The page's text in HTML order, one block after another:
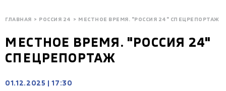
ГЛАВНАЯ > РОССИЯ 24 > МЕСТНОЕ ВРЕМЯ. "РОССИЯ 24" СПЕЦРЕПОРТАЖ
МЕСТНОЕ ВРЕМЯ. "РОССИЯ 24"
СПЕЦРЕПОРТАЖ
01.12.2025 17:30